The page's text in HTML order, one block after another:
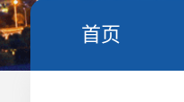
首页